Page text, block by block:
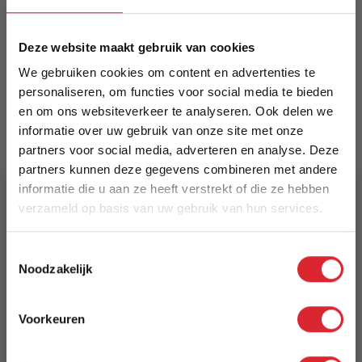
Deze website maakt gebruik van cookies
We gebruiken cookies om content en advertenties te
personaliseren, om functies voor social media te bieden
en om ons websiteverkeer te analyseren. Ook delen we
informatie over uw gebruik van onze site met onze
partners voor social media, adverteren en analyse. Deze
partners kunnen deze gegevens combineren met andere
informatie die u aan ze heeft verstrekt of die ze hebben
verzameld op basis van uw gebruik van hun services.
Noodzakelijk
Voorkeuren
diverse kleuren.
Meer informatie
Merk
Kick Collection
EAN
8721202350145
Prijs
3 tot 5 werkdagen